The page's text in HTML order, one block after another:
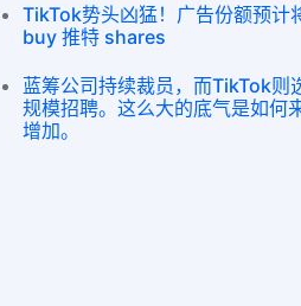
TikTok势头凶猛！广告份额预
buy 推特 shares
蓝筹公司持续裁员，而TikTok则
规模招聘。这么大的底气是如何
增加。